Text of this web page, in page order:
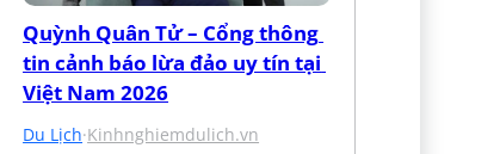
Quỳnh Quân Tử – Cổng thông
tin cảnh báo lừa đảo uy tín tại
Việt Nam 2026
Du Lịch·Kinhnghiemdulich.vn